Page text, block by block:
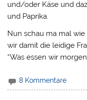
und/oder Käse und
und Paprika.
Nun schau ma mal
wir damit die leidige
“Was essen wir
8 Kommentare